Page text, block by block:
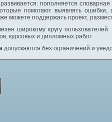
пополняется
помогают выявлять
можете поддержать проект,
широкому кругу
курсовых и дипломных работ.
допускаются без ограничений и